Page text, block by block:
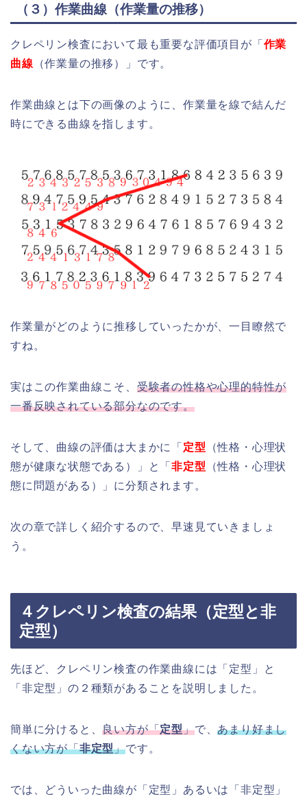
（３）作業曲線（作業量の推移）
クレペリン検査において最も重要な評価項目が「 作業
曲線 （作業量の推移）」です。
作業曲線とは下の画像のように、作業量を線で結んだ
時にできる曲線を指します。
作業量がどのように推移していったかが、一目瞭然で
すね。
実はこの作業曲線こそ、 受験者の性格や心理的特性が
一番反映されている部分なのです。
そして、曲線の評価は大まかに「 定型 （性格・心理状
態が健康な状態である）」と「非定型 （性格・心理状
態に問題がある）」に分類されます。
次の章で詳しく紹介するので、早速見ていきましょ
う。
４クレペリン検査の結果（定型と非
定型）
先ほど、クレペリン検査の作業曲線には「定型」と
「非定型」の２種類があることを説明しました。
簡単に分けると、良い方が「定型」で、あまり好まし
くない方が「非定型」です。
では、どういった曲線が「定型」あるいは「非定型」